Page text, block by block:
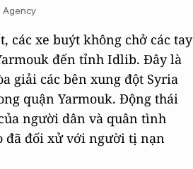
Agency
các xe buýt không chở các tay
đến tỉnh Idlib. Đây là
giải các bên xung đột Syria
quận Yarmouk. Động thái
người dân và quân tình
đã đối xử với người tị nạn